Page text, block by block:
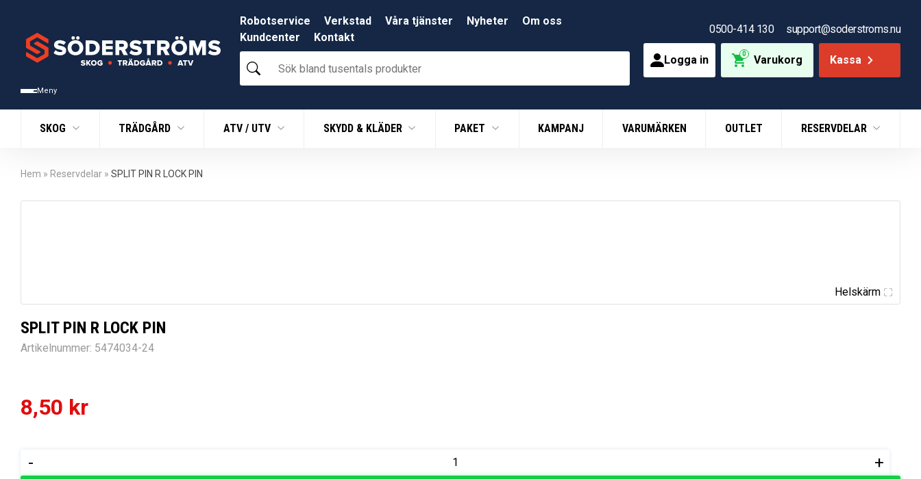
Meny
Robotservice Verkstad Våra tjänster Nyheter
Om oss
Kundcenter
Kontakt
Sök
bland
produkter
0500-414 130 support@soderstroms.nu
Logga in 0 Varukorg Kassa
SKOG TRÄDGÅRD ATV / UTV SKYDD & KLÄDER PAKET KAMPANJ VARUMÄRKEN OUTLET RESERVDELAR
Hem » Reservdelar » SPLIT PIN R LOCK PIN
Helskärm
SPLIT PIN R LOCK PIN
Artikelnummer: 5474034-24
8,50 kr
-
PIN
+